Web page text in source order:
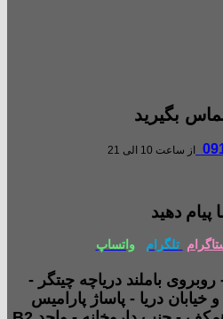
بگیرید
از ساعت 10 الی 21
پیام دهید
تلگرام واتساپ
تهران - منطقه 22- روبروی باملند دریاچه چیتگر -
دریا - پاساژ پارامیس